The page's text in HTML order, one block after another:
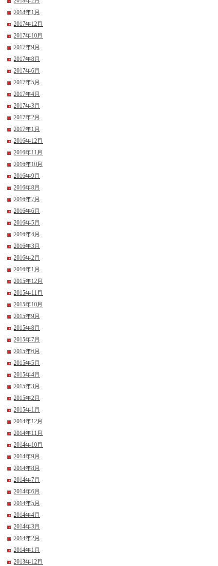
2018年1月
2017年12月
2017年10月
2017年9月
2017年8月
2017年6月
2017年5月
2017年4月
2017年3月
2017年2月
2017年1月
2016年12月
2016年11月
2016年10月
2016年9月
2016年8月
2016年7月
2016年6月
2016年5月
2016年4月
2016年3月
2016年2月
2016年1月
2015年12月
2015年11月
2015年10月
2015年9月
2015年8月
2015年7月
2015年6月
2015年5月
2015年4月
2015年3月
2015年2月
2015年1月
2014年12月
2014年11月
2014年10月
2014年9月
2014年8月
2014年7月
2014年6月
2014年5月
2014年4月
2014年3月
2014年2月
2014年1月
2013年12月